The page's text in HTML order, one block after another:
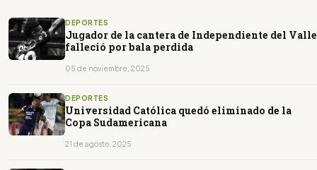
DEPORTES
Jugador de la cantera de Independiente del Valle
falleció por bala perdida
05 de noviembre, 2025
DEPORTES
Universidad Católica quedó eliminado de la
Copa Sudamericana
21 de agosto, 2025